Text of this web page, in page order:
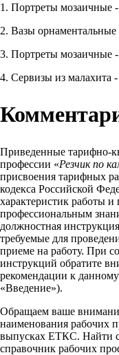
1. Портреты мозаичные -
2. Вазы орнаментальные
3. Портреты мозаичные -
4. Сервизы из малахита -
Приведенные тарифно-
профессии «Резчик по
присвоения тарифных
кодекса Российской
характеристик работы
профессиональным
должностная
требуемые для
приеме на работу. При
инструкций обратите
рекомендации к
«Введение»).
Обращаем ваше
наименования рабочих
выпусках ЕТКС. Найти
справочник рабочих